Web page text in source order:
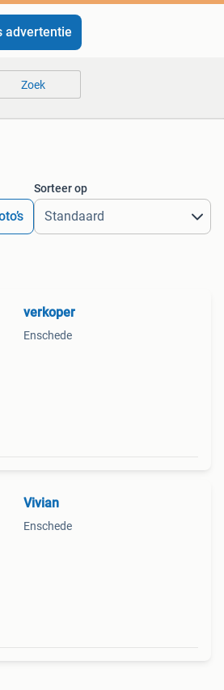
advertentie
Zoek
Sorteer op
verkoper
Enschede
Vivian
Enschede